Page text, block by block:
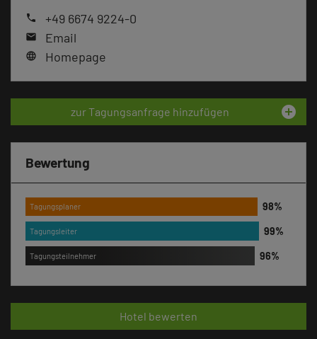
phone +49 6674 9224-0
mail Email
language Homepage
zur Tagungsanfrage hinzufügen add_circle
Bewertung
Tagungsplaner
Tagungsleiter
Tagungsteilnehmer
Hotel bewerten